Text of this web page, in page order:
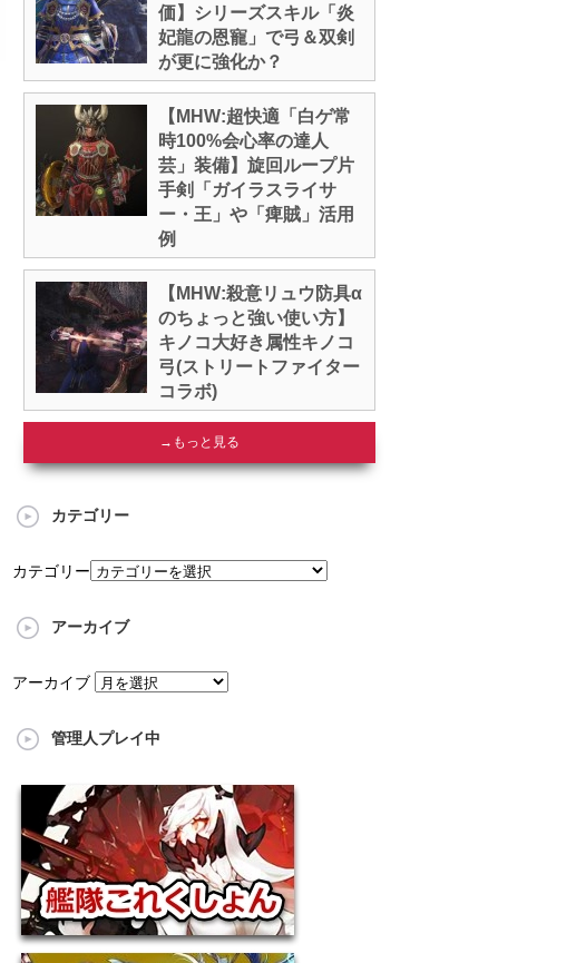
価】シリーズスキル「炎
妃龍の恩寵」で弓＆双剣
が更に強化か？
【MHW:超快適「白ゲ常
時100%会心率の達人
芸」装備】旋回ループ片
手剣「ガイラスライサ
ー・王」や「痺賊」活用
例
【MHW:殺意リュウ防具α
のちょっと強い使い方】
キノコ大好き属性キノコ
弓(ストリートファイター
コラボ)
→もっと見る
カテゴリー
カテゴリー
アーカイブ
アーカイブ
管理人プレイ中